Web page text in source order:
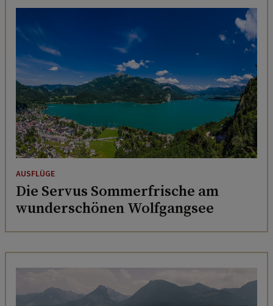
AUSFLÜGE
Die Servus Sommerfrische am
wunderschönen Wolfgangsee